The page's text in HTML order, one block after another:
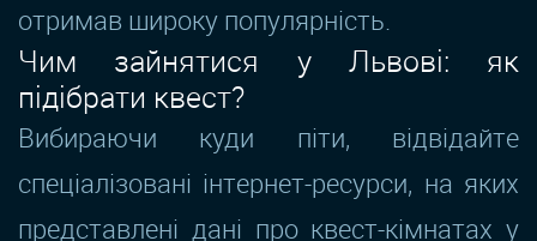
отримав широку популярність.
Чим зайнятися у Львові: як
підібрати квест?
Вибираючи куди піти, відвідайте
спеціалізовані інтернет-ресурси, на яких
представлені дані про квест-кімнатах у